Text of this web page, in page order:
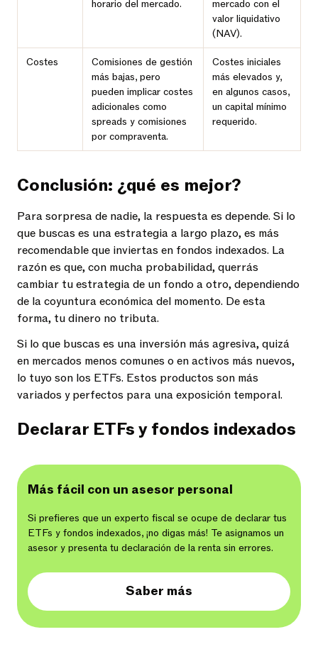
horario del mercado.
mercado con el
valor liquidativo
(NAV).
Costes
Comisiones de gestión
más bajas, pero
pueden implicar costes
adicionales como
spreads y comisiones
por compraventa.
Costes iniciales
más elevados y,
en algunos casos,
un capital mínimo
requerido.
Conclusión: ¿qué es mejor?
Para sorpresa de nadie, la respuesta es depende. Si lo
que buscas es una estrategia a largo plazo, es más
recomendable que inviertas en fondos indexados. La
razón es que, con mucha probabilidad, querrás
cambiar tu estrategia de un fondo a otro, dependiendo
de la coyuntura económica del momento. De esta
forma, tu dinero no tributa.
Si lo que buscas es una inversión más agresiva, quizá
en mercados menos comunes o en activos más nuevos,
lo tuyo son los ETFs. Estos productos son más
variados y perfectos para una exposición temporal.
Declarar ETFs y fondos indexados
Más fácil con un asesor personal
Si prefieres que un experto fiscal se ocupe de declarar tus
ETFs y fondos indexados, ¡no digas más! Te asignamos un
asesor y presenta tu declaración de la renta sin errores.
Saber más